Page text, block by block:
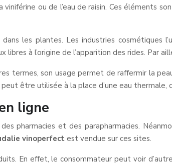
ou de l’eau de raisin. Ces éléments
les plantes. Les industries cosmétiques
à l’origine de l’apparition des rides. Par
termes, son usage permet de raffermir la
être utilisée à la place d’une eau
ligne
pharmacies et des parapharmacies.
vinoperfect est vendue sur ces sites.
En effet, le consommateur peut voir